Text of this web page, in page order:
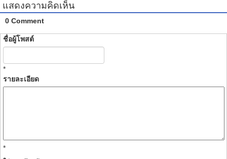
แสดงความคิดเห็น
0 Comment
ชื่อผู้โพสต์
*
รายละเอียด
*